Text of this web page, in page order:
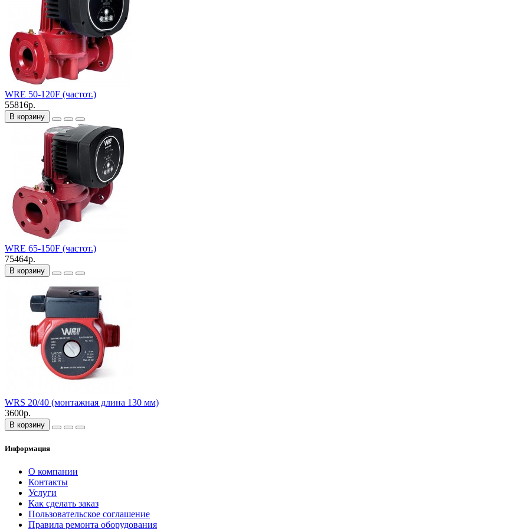
WRE 50-120F (частот.)
55816р.
В корзину
WRE 65-150F (частот.)
75464р.
В корзину
WRS 20/40 (монтажная длина 130 мм)
3600р.
В корзину
Информация
О компании
Контакты
Услуги
Как сделать заказ
Пользовательское соглашение
Правила ремонта оборудования